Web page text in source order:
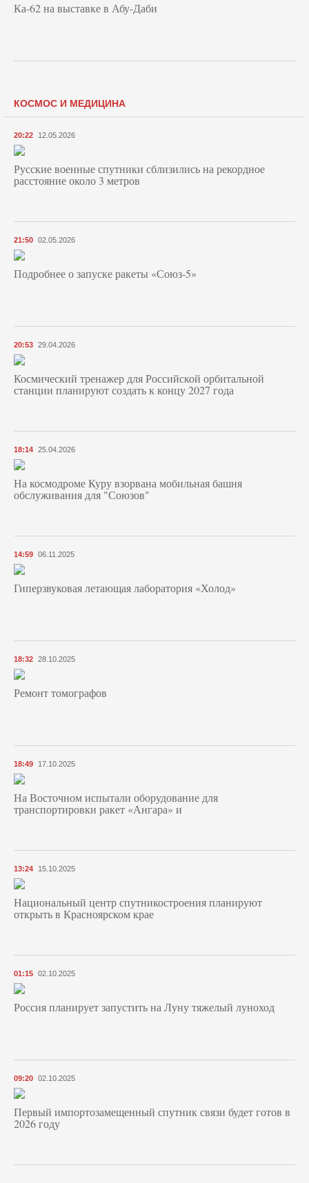
Ка-62 на выставке в Абу-Даби
КОСМОС И МЕДИЦИНА
20:22 12.05.2026
Русские военные спутники сблизились на рекордное
расстояние около 3 метров
21:50 02.05.2026
Подробнее о запуске ракеты «Союз‑5»
20:53 29.04.2026
Космический тренажер для Российской орбитальной
станции планируют создать к концу 2027 года
18:14 25.04.2026
На космодроме Куру взорвана мобильная башня
обслуживания для "Союзов"
14:59 06.11.2025
Гиперзвуковая летающая лаборатория «Холод»
18:32 28.10.2025
Ремонт томографов
18:49 17.10.2025
На Восточном испытали оборудование для
транспортировки ракет «Ангара» и
13:24 15.10.2025
Национальный центр спутникостроения планируют
открыть в Красноярском крае
01:15 02.10.2025
Россия планирует запустить на Луну тяжелый луноход
09:20 02.10.2025
Первый импортозамещенный спутник связи будет готов в
2026 году